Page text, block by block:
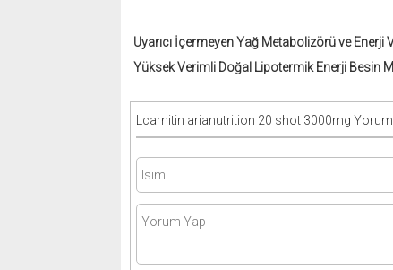
Uyarıcı İçermeyen Yağ Metabolizörü ve Enerji
Yüksek Verimli Doğal Lipotermik Enerji Besin
Lcarnitin arianutrition 20 shot 3000mg